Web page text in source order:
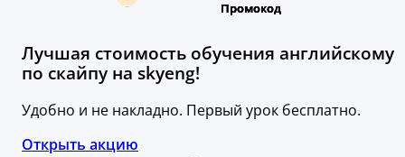
Лучшая стоимость обучения английскому
по скайпу на skyeng!
Удобно и не накладно. Первый урок бесплатно.
Открыть акцию